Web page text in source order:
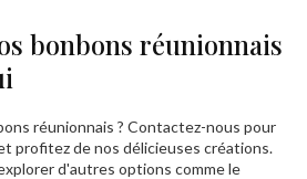
bonbons réunionnais
réunionnais ? Contactez-nous pour
profitez de nos délicieuses créations.
d'autres options comme le